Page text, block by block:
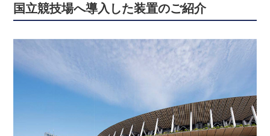
国立競技場へ導入した装置のご紹介